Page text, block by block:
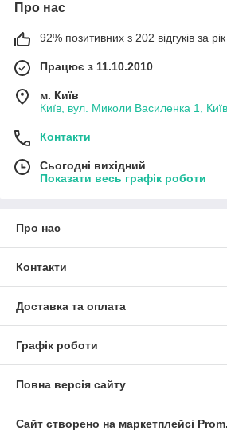
Про нас
92% позитивних з 202 відгуків за рік
Працює з 11.10.2010
м. Київ
Київ, вул. Миколи Василенка 1,
Контакти
Сьогодні вихідний
Показати весь графік роботи
Про нас
Контакти
Доставка та оплата
Графік роботи
Повна версія сайту
Сайт створено на маркетплейсі